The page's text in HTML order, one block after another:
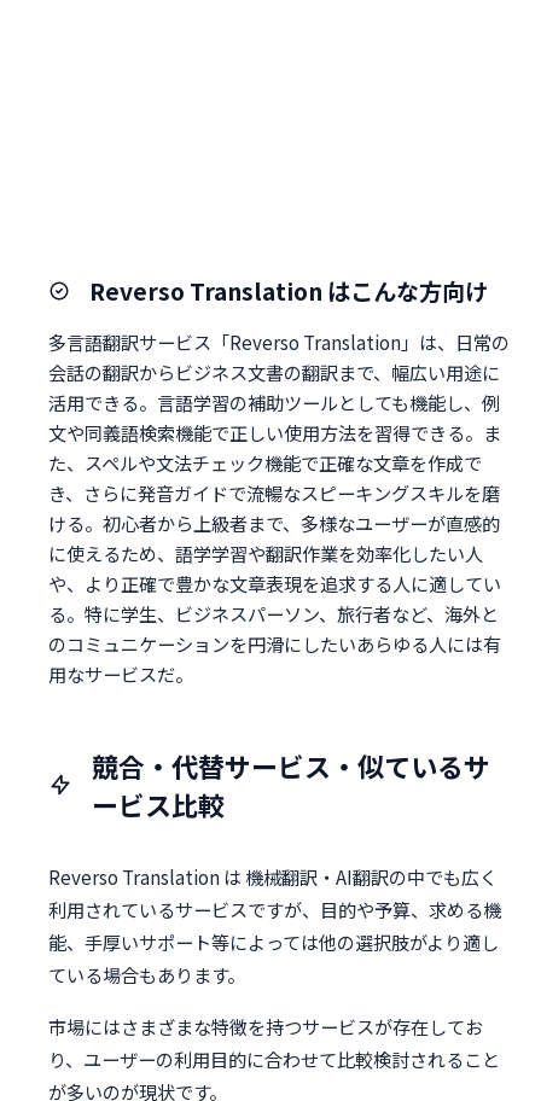
Reverso Translation はこんな方向け
多言語翻訳サービス「Reverso Translation」は、日常の
会話の翻訳からビジネス文書の翻訳まで、幅広い用途に
活用できる。言語学習の補助ツールとしても機能し、例
文や同義語検索機能で正しい使用方法を習得できる。ま
た、スペルや文法チェック機能で正確な文章を作成で
き、さらに発音ガイドで流暢なスピーキングスキルを磨
ける。初心者から上級者まで、多様なユーザーが直感的
に使えるため、語学学習や翻訳作業を効率化したい人
や、より正確で豊かな文章表現を追求する人に適してい
る。特に学生、ビジネスパーソン、旅行者など、海外と
のコミュニケーションを円滑にしたいあらゆる人には有
用なサービスだ。
競合・代替サービス・似ているサ
ービス比較
Reverso Translation は 機械翻訳・AI翻訳の中でも広く
利用されているサービスですが、目的や予算、求める機
能、手厚いサポート等によっては他の選択肢がより適し
ている場合もあります。
市場にはさまざまな特徴を持つサービスが存在してお
り、ユーザーの利用目的に合わせて比較検討されること
が多いのが現状です。